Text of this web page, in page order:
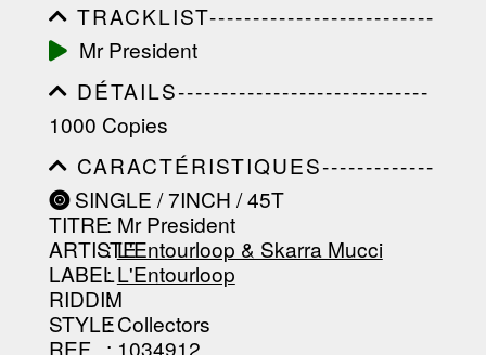
TRACKLIST--------------------------
-----------------------------------------
-----------------------------------------
-----------------------------------------
-----------------------------------------
-------------------
Mr President
DÉTAILS-----------------------------
-----------------------------------------
-----------------------------------------
-----------------------------------------
-----------------------------------------
----------------
1000 Copies
CARACTÉRISTIQUES-------------
-----------------------------------------
-----------------------------------------
-----------------------------------------
-----------------------------------------
--------------------------------
SINGLE / 7INCH / 45T
TITRE: Mr President
ARTISTE
:L'Entourloop & Skarra Mucci
LABEL
:L'Entourloop
RIDDIM
:
STYLE: Collectors
REF : 1034912